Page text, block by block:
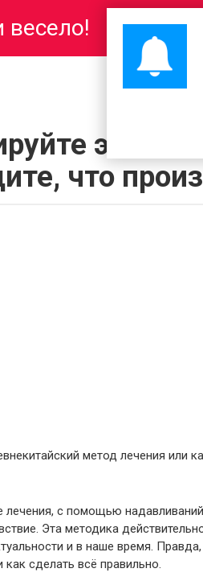
весело! Главная
это
что
метод лечения или
лечения, с помощью
Эта методика
и в наше время.
как сделать всё правильно.